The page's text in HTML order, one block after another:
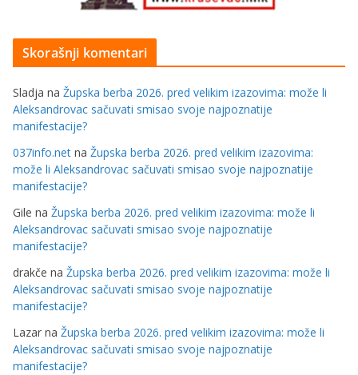
Skorašnji komentari
Sladja na Župska berba 2026. pred velikim izazovima: može li
Aleksandrovac sačuvati smisao svoje najpoznatije
manifestacije?
037info.net na Župska berba 2026. pred velikim izazovima:
može li Aleksandrovac sačuvati smisao svoje najpoznatije
manifestacije?
Gile na Župska berba 2026. pred velikim izazovima: može li
Aleksandrovac sačuvati smisao svoje najpoznatije
manifestacije?
drakče na Župska berba 2026. pred velikim izazovima: može li
Aleksandrovac sačuvati smisao svoje najpoznatije
manifestacije?
Lazar na Župska berba 2026. pred velikim izazovima: može li
Aleksandrovac sačuvati smisao svoje najpoznatije
manifestacije?